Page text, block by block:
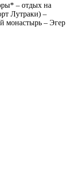
– отдых на
Лутраки) –
монастырь – Эгер